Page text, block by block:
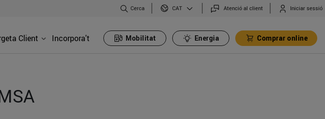
Cerca CAT Atenció al client Iniciar sessió
Client Incorpora't Mobilitat Energia Comprar online